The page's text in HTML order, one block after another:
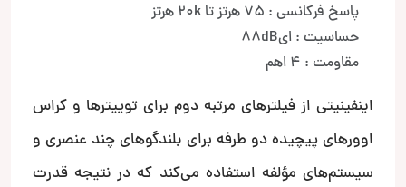
پاسخ فرکانسی : 75 هرتز تا 20k هرتز
حساسیت : ای88dB
مقاومت : 4 اهم
اینفینیتی از فیلترهای مرتبه دوم برای توییترها و کراس
اوورهای پیچیده دو طرفه برای بلندگوهای چند عنصری و
سیستم‌های مؤلفه استفاده می‌کند که در نتیجه قدرت